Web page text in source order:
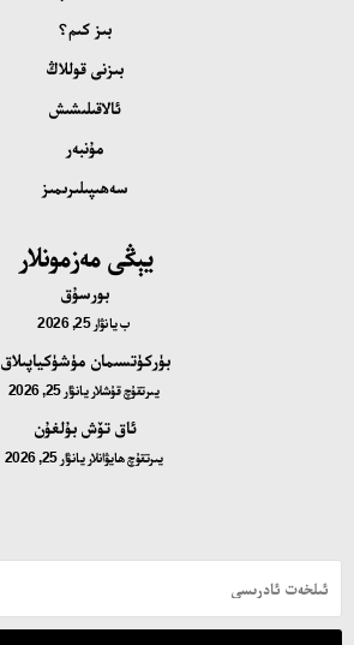
بىز كىم؟
بىزنى قوللاڭ
ئالاقىلىشىش
مۇنبەر
سەھىپىلىرىمىز
يېڭى مەزمونلار
بورسۇق
بيانۋار 25, 2026
بۈركۈتسىمان مۈشۈكياپىلاق
يىرتقۇچ قۇشلار يانۋار 25, 2026
ئاق تۆش بۇلغۇن
يىرتقۇچ ھايۋانلار يانۋار 25, 2026